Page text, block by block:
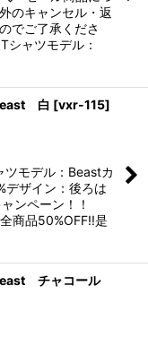
のキャンセル・返
でご了承くださ
シャツモデル：
白 [vxr-115]
ツモデル：Beastカ
デザイン：後ろは
ンペーン！！
商品50%OFF!!是
チャコール